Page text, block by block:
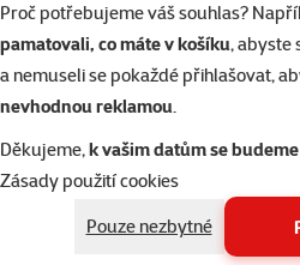
Proč potřebujeme váš souhlas?
pamatovali, co máte v košíku, abyste
a nemuseli se pokaždé přihlašovat,
nevhodnou reklamou.
Děkujeme,k vašim datům se
Zásady použití cookies
Pouze nezbytné
Tým Super zoo
Líbila se vám stránka? Sdílejte ji dál!
e-